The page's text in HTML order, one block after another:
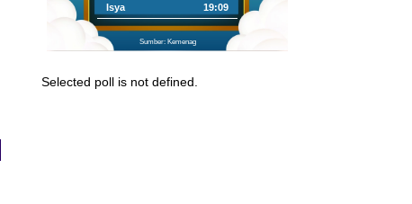
Isya 19:09
Sumber: Kemenag
Selected poll is not defined.